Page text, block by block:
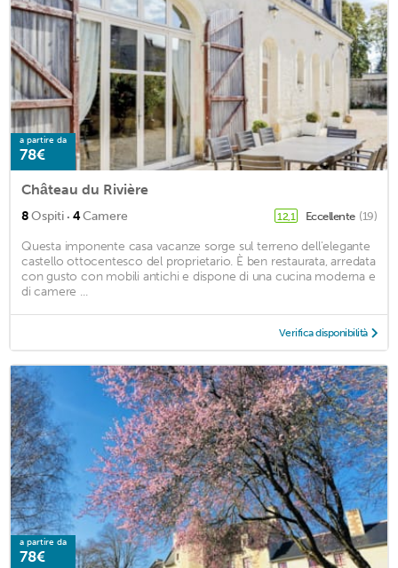
a partire da
78€
Château du Rivière
8Ospiti · 4Camere 12,1 Eccellente (19)
Questa imponente casa vacanze sorge sul terreno dell'elegante
castello ottocentesco del proprietario. È ben restaurata, arredata
con gusto con mobili antichi e dispone di una cucina moderna e
di camere ...
Verifica disponibilità
a partire da
78€